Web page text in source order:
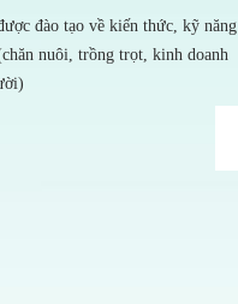
đào tạo về kiến thức, kỹ năng
nuôi, trồng trọt, kinh doanh